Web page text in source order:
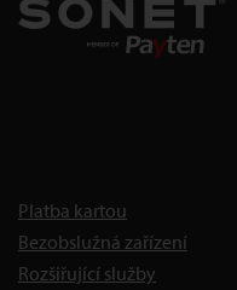
Platba kartou
Bezobslužná zařízení
Rozšiřující služby